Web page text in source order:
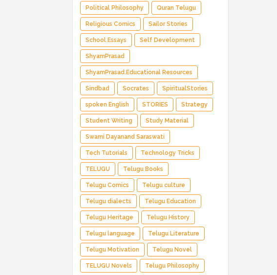
Political Philosophy Quran Telugu
Religious Comics Sailor Stories
School Essays Self Development
ShyamPrasad
ShyamPrasad.Educational Resources
Sindbad Socrates SpiritualStories
spoken English STORIES Strategy
Student Writing Study Material
Swami Dayanand Saraswati
Tech Tutorials Technology Tricks
TELUGU Telugu Books
Telugu Comics Telugu culture
Telugu dialects Telugu Education
Telugu Heritage Telugu History
Telugu language Telugu Literature
Telugu Motivation Telugu Novel
TELUGU Novels Telugu Philosophy